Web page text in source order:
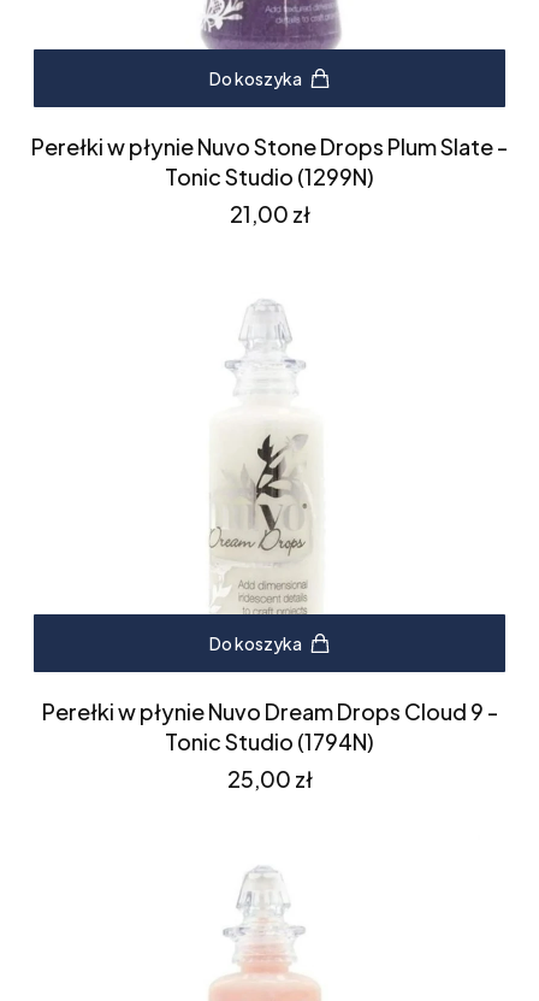
Do koszyka
Perełki w płynie Nuvo Stone Drops Plum Slate -
Tonic Studio (1299N)
Cena
21,00 zł
Do koszyka
Perełki w płynie Nuvo Dream Drops Cloud 9 -
Tonic Studio (1794N)
Cena
25,00 zł